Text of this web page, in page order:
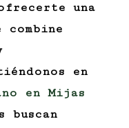
una
en
en Mijas
buscan